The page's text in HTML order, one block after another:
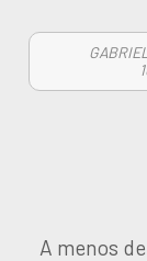
A menos